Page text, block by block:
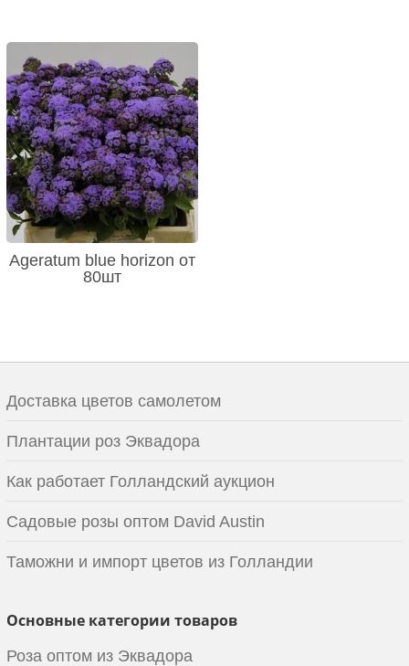
Ageratum blue horizon от
80шт
Доставка цветов самолетом
Плантации роз Эквадора
Как работает Голландский аукцион
Садовые розы оптом David Austin
Таможни и импорт цветов из Голландии
Основные категории товаров
Роза оптом из Эквадора